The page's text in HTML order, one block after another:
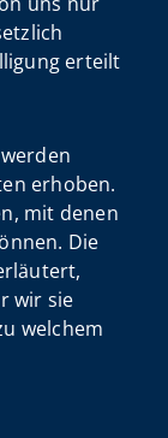
erteilt
erhoben.
mit denen
Die
wir sie
welchem